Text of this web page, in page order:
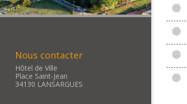
Nous contacter
Hôtel de Ville
Place Saint-Jean
34130 LANSARGUES